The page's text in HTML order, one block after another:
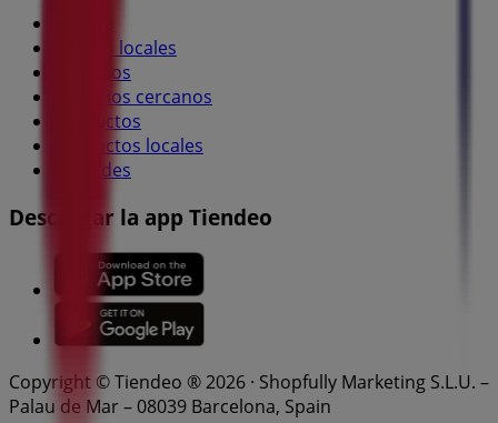
Marcas locales
Negocios
Negocios cercanos
Productos
Productos locales
Ciudades
Descargar la app Tiendeo
Copyright © Tiendeo ® 2026 · Shopfully Marketing S.L.U. –
Palau de Mar – 08039 Barcelona, Spain